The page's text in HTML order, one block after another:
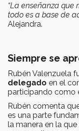
“La enseñanza
todo es a base de
Alejandra.
Siempre se
Rubén Valenzuela
delegado en el
participando como
Rubén comenta
es una parte
la manera en la